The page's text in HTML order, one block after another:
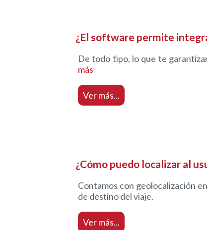
¿El software permite
De todo tipo, lo que te
más
Ver más...
¿Cómo puedo localizar al
Contamos con geolocalización
de destino del viaje.
Ver más...